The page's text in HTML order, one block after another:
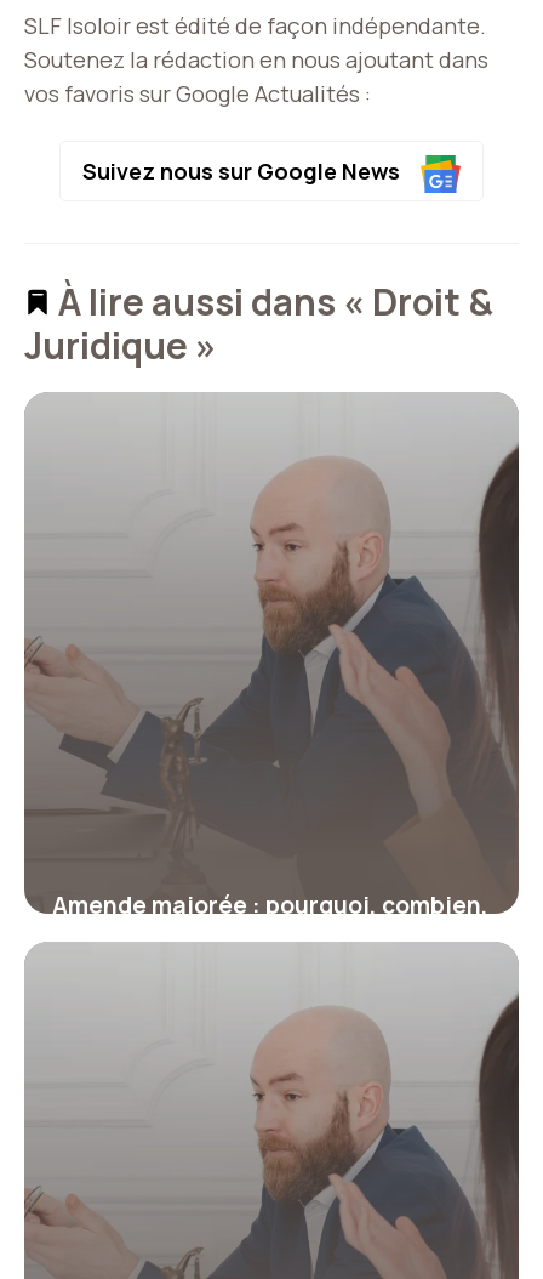
SLF Isoloir est édité de façon indépendante.
Soutenez la rédaction en nous ajoutant dans
vos favoris sur Google Actualités :
Suivez nous sur Google News
À lire aussi dans « Droit &
Juridique »
Amende majorée : pourquoi, combien,
et comment revenir au tarif initial ?